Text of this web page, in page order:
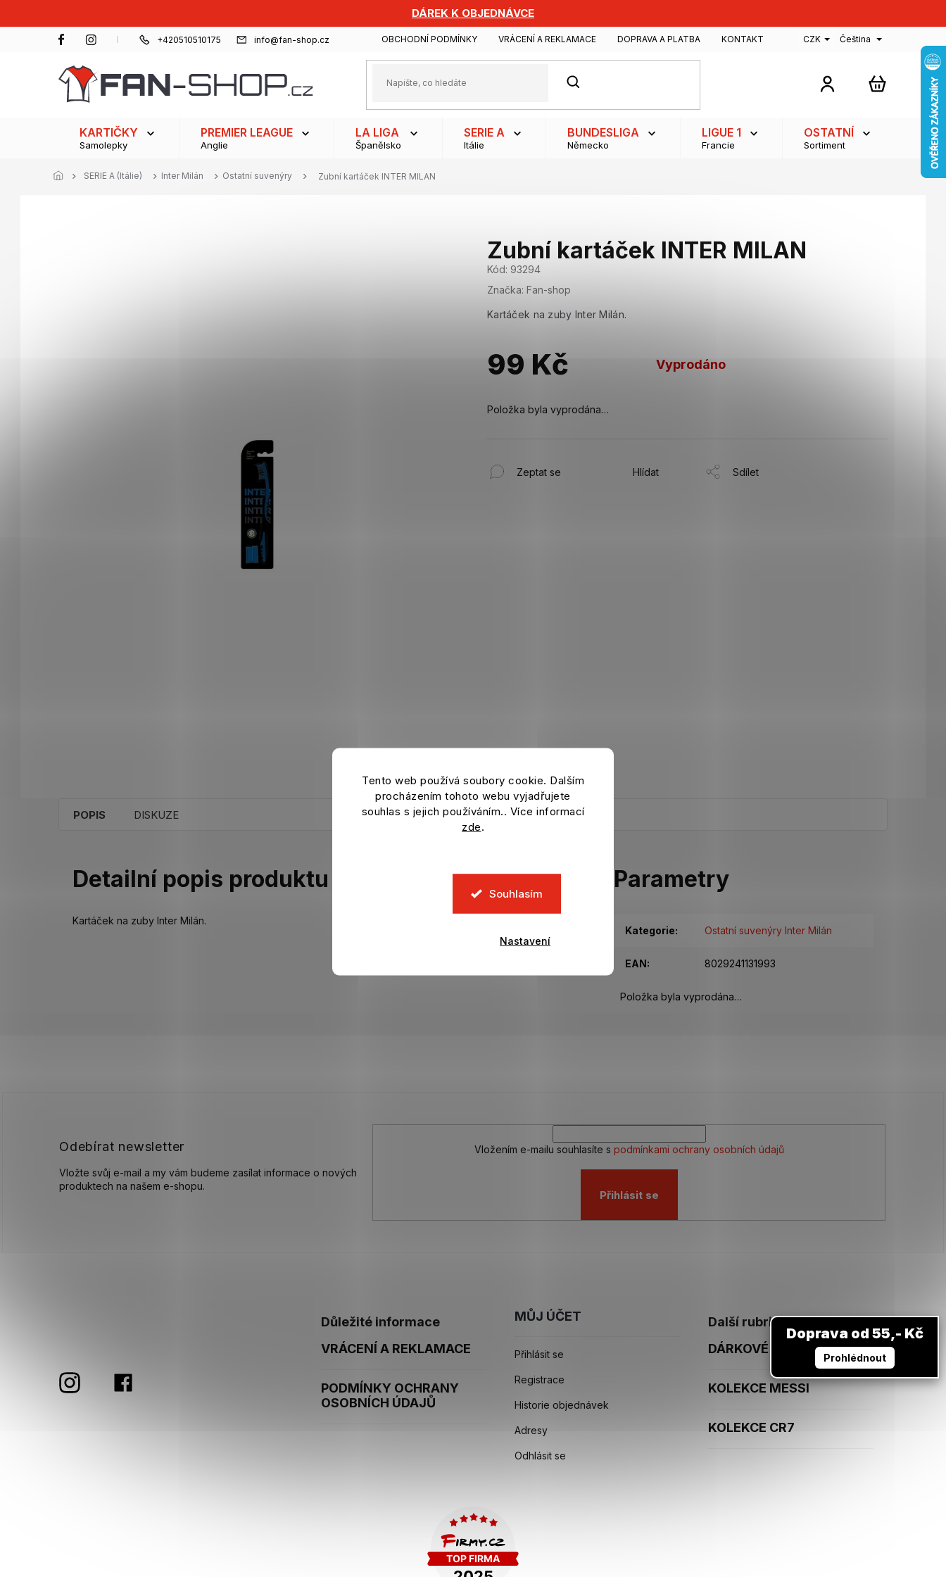
Tento web používá soubory cookie. Dalším
procházením tohoto webu vyjadřujete
souhlas s jejich používáním.. Více informací
zde.
Souhlasím
Nastavení
DÁREK K OBJEDNÁVCE
+420510510175 info@fan-shop.cz OBCHODNÍ PODMÍNKY VRÁCENÍ A REKLAMACE DOPRAVA A PLATBA KONTAKT CZK Čeština
HLEDAT
NÁKUPNÍ
KARTIČKY
Samolepky
PREMIER LEAGUE
Anglie
LA LIGA
Španělsko
SERIE A
Itálie
BUNDESLIGA
Německo
LIGUE 1
Francie
OSTATNÍ
Sortiment
SERIE A (Itálie) Inter Milán Ostatní suvenýry Zubní kartáček INTER MILAN
Zubní kartáček INTER MILAN
Kód: 93294
Značka: Fan-shop
Kartáček na zuby Inter Milán.
99 Kč
cena:
Vyprodáno
Položka byla vyprodána…
Zeptat se Hlídat Sdílet
POPIS DISKUZE
Detailní popis produktu
Kartáček na zuby Inter Milán.
Parametry
Kategorie: Ostatní suvenýry Inter Milán
EAN : 8029241131993
Položka byla vyprodána…
Odebírat newsletter
Vložte svůj e-mail a my vám budeme zasílat informace o nových
produktech na našem e-shopu.
Vložením e-mailu souhlasíte s podmínkami ochrany osobních údajů
Přihlásit se
Důležité informace
VRÁCENÍ A REKLAMACE
PODMÍNKY OCHRANY
OSOBNÍCH ÚDAJŮ
MŮJ ÚČET
Přihlásit se
Registrace
Historie objednávek
Adresy
Odhlásit se
Další rubriky
DÁRKOVÉ POUKAZY
KOLEKCE MESSI
KOLEKCE CR7
Doprava od 55,- Kč
Prohlédnout